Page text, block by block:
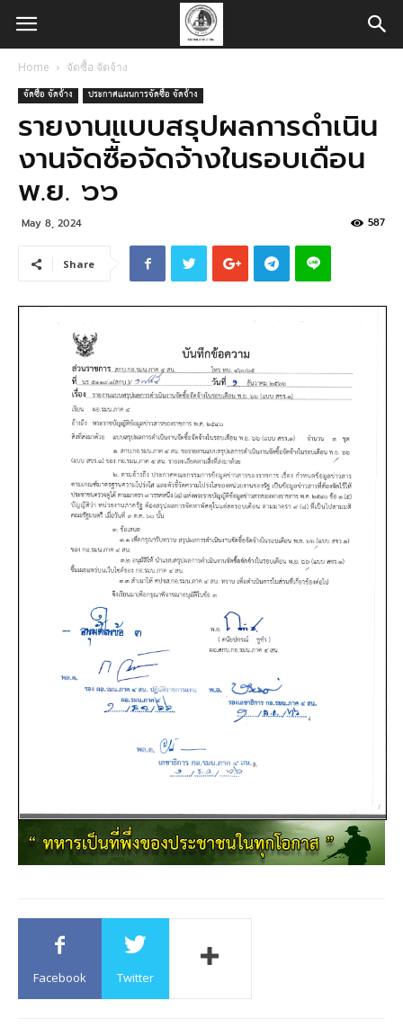
Home จัดซื้อ จัดจ้าง
จัดซื้อ จัดจ้าง ประกาศแผนการจัดซื้อ จัดจ้าง
รายงานแบบสรุปผลการดำเนิน
งานจัดซื้อจัดจ้างในรอบเดือน
พ.ย. ๖๖
May 8, 2024 587
Share
Facebook Twitter